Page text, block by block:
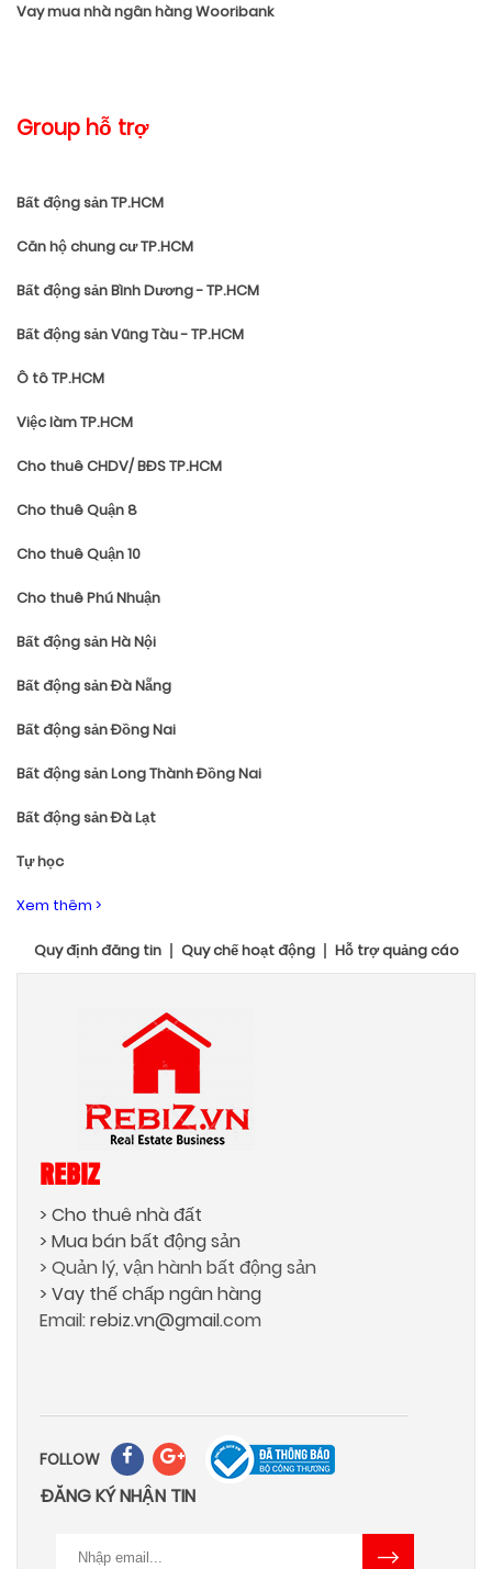
Vay mua nhà ngân hàng Wooribank
Group hỗ trợ
Bất động sản TP.HCM
Căn hộ chung cư TP.HCM
Bất động sản Bình Dương - TP.HCM
Bất động sản Vũng Tàu - TP.HCM
Ô tô TP.HCM
Việc làm TP.HCM
Cho thuê CHDV/ BĐS TP.HCM
Cho thuê Quận 8
Cho thuê Quận 10
Cho thuê Phú Nhuận
Bất động sản Hà Nội
Bất động sản Đà Nẵng
Bất động sản Đồng Nai
Bất động sản Long Thành Đồng Nai
Bất động sản Đà Lạt
Tự học
Xem thêm >
Quy định đăng tin Quy chế hoạt động Hỗ trợ quảng cáo
REBIZ
> Cho thuê nhà đất
> Mua bán bất động sản
> Quản lý, vận hành bất động sản
> Vay thế chấp ngân hàng
Email:rebiz.vn@gmail.com
FOLLOW
ĐĂNG KÝ NHẬN TIN